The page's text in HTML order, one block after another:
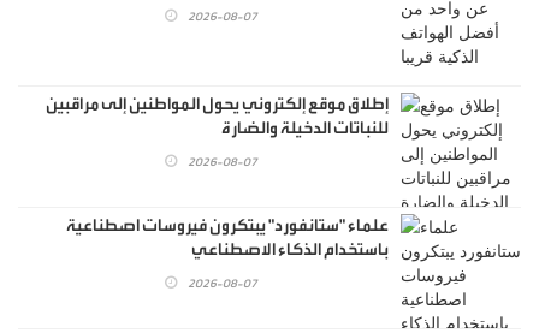
2026-08-07
إطلاق موقع إلكتروني يحول المواطنين إلى مراقبين
للنباتات الدخيلة والضارة
2026-08-07
علماء "ستانفورد" يبتكرون فيروسات اصطناعية
باستخدام الذكاء الاصطناعي
2026-08-07